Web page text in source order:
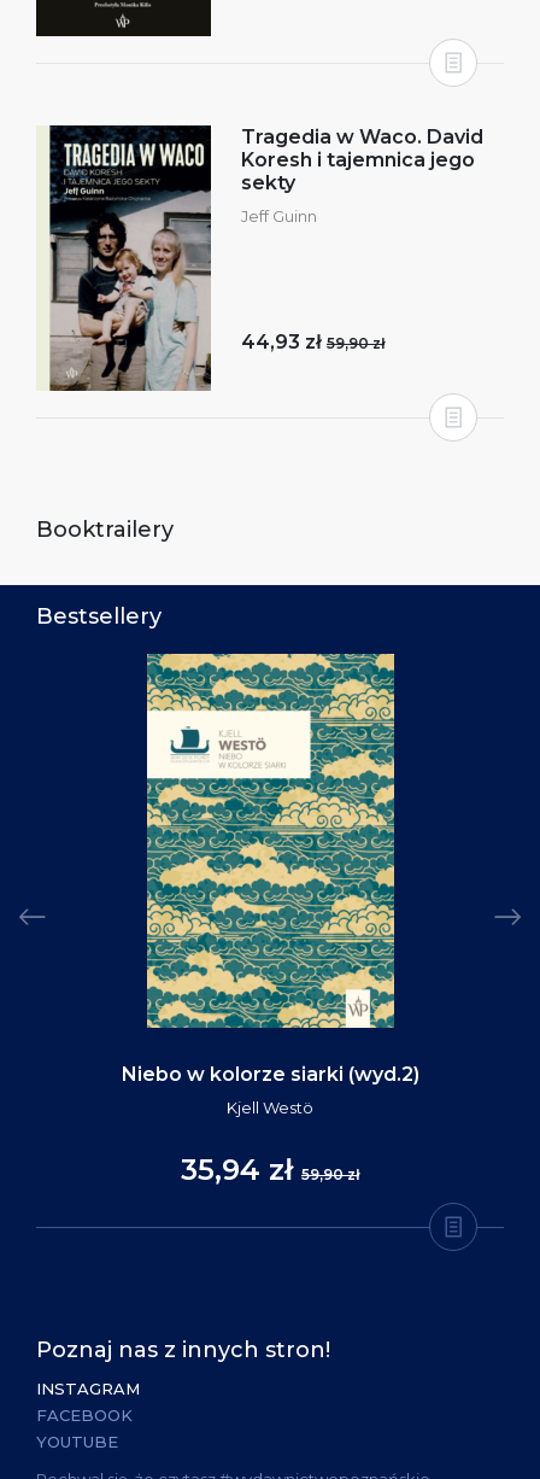
Tragedia w Waco. David
Koresh i tajemnica jego
sekty
Jeff Guinn
44,93 zł 59,90 zł
Booktrailery
Bestsellery
Niebo w kolorze siarki (wyd.2)
Kjell Westö
35,94 zł 59,90 zł
Poznaj nas z innych stron!
INSTAGRAM
FACEBOOK
YOUTUBE